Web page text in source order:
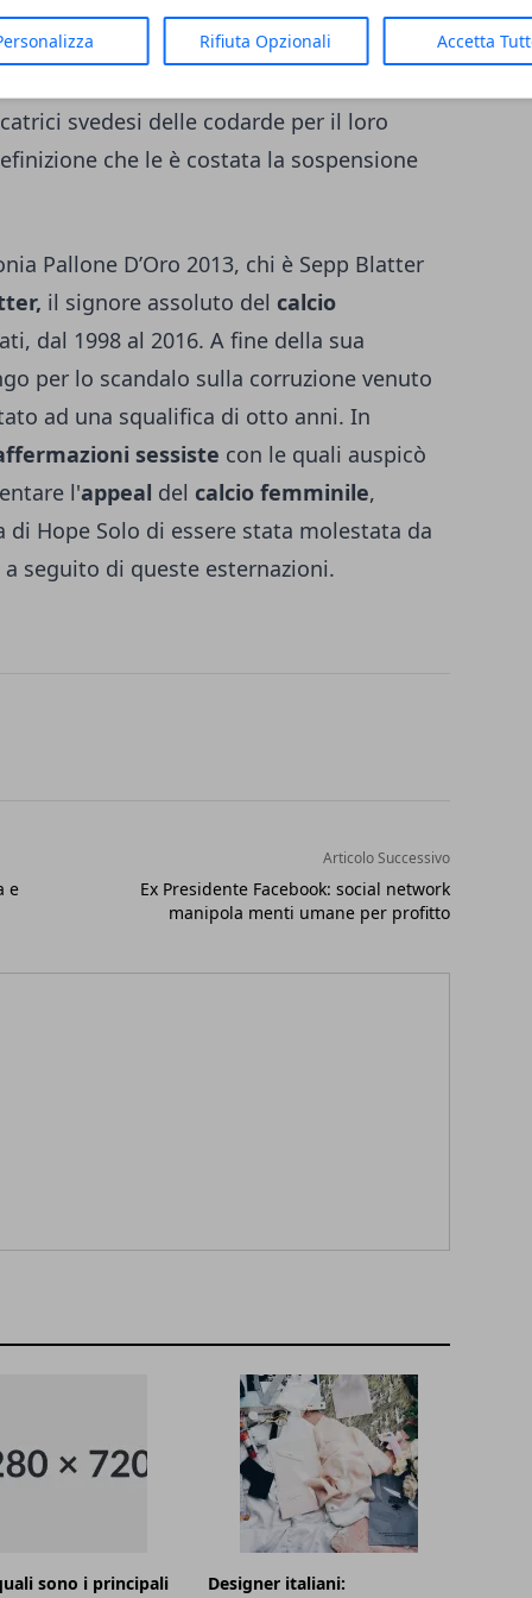
Rifiuta Opzionali Accetta
della
dopo le Olimpiadi dello scorso anno in
state eliminate dalla Svezia durante i
svedesi delle codarde per il loro
che le è costata la sospensione
Pallone D’Oro 2013, chi è Sepp Blatter
il signore assoluto del calcio
dal 1998 al 2016. A fine della sua
per lo scandalo sulla corruzione venuto
ad una squalifica di otto anni. In
sessiste con le quali auspicò
l'appeal del calcio femminile,
Hope Solo di essere stata molestata da
seguito di queste esternazioni.
e
Articolo Successivo
Ex Presidente Facebook: social network
manipola menti umane per profitto
sono i principali
Designer italiani: